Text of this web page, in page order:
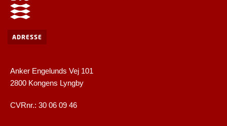
ADRESSE
Anker Engelunds Vej 101
2800 Kongens Lyngby
CVRnr.: 30 06 09 46